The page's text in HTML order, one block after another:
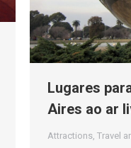
Lugares
Aires ao ar
Attractions, Travel